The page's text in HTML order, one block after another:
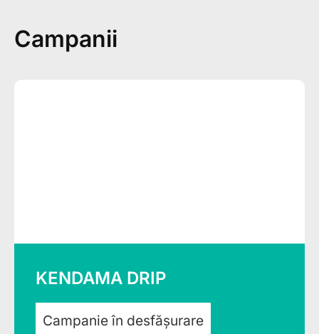
Campanii
KENDAMA DRIP
Campanie în desfășurare